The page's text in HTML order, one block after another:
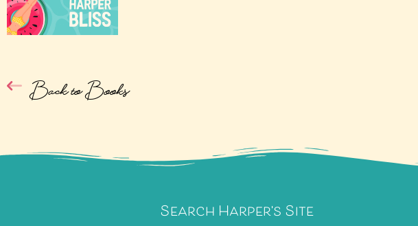
Back to Books
Search Harper's Site